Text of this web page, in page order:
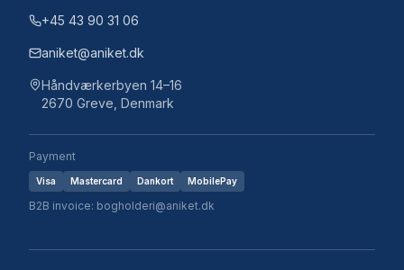
+45 43 90 31 06
aniket@aniket.dk
Håndværkerbyen 14–16
2670 Greve, Denmark
Payment
Visa Mastercard Dankort MobilePay
B2B invoice: bogholderi@aniket.dk